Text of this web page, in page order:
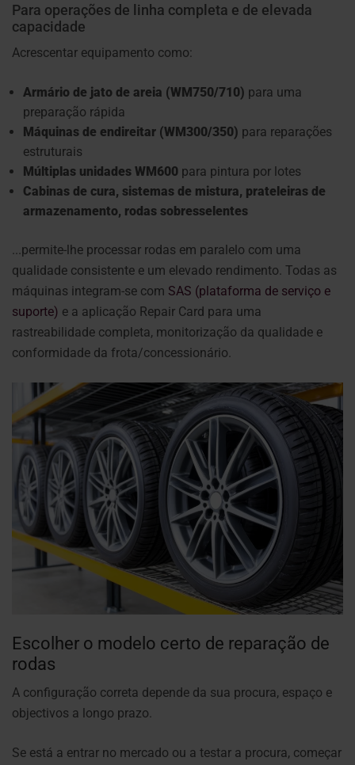
Para operações de linha completa e de elevada
capacidade
Acrescentar equipamento como:
Armário de jato de areia (WM750/710) para uma
preparação rápida
Máquinas de endireitar (WM300/350) para reparações
estruturais
Múltiplas unidades WM600 para pintura por lotes
Cabinas de cura, sistemas de mistura, prateleiras de
armazenamento, rodas sobresselentes
...permite-lhe processar rodas em paralelo com uma
qualidade consistente e um elevado rendimento. Todas as
máquinas integram-se com SAS (plataforma de serviço e
suporte) e a aplicação Repair Card para uma
rastreabilidade completa, monitorização da qualidade e
conformidade da frota/concessionário.
Escolher o modelo certo de reparação de
rodas
A configuração correta depende da sua procura, espaço e
objectivos a longo prazo.
Se está a entrar no mercado ou a testar a procura, começar